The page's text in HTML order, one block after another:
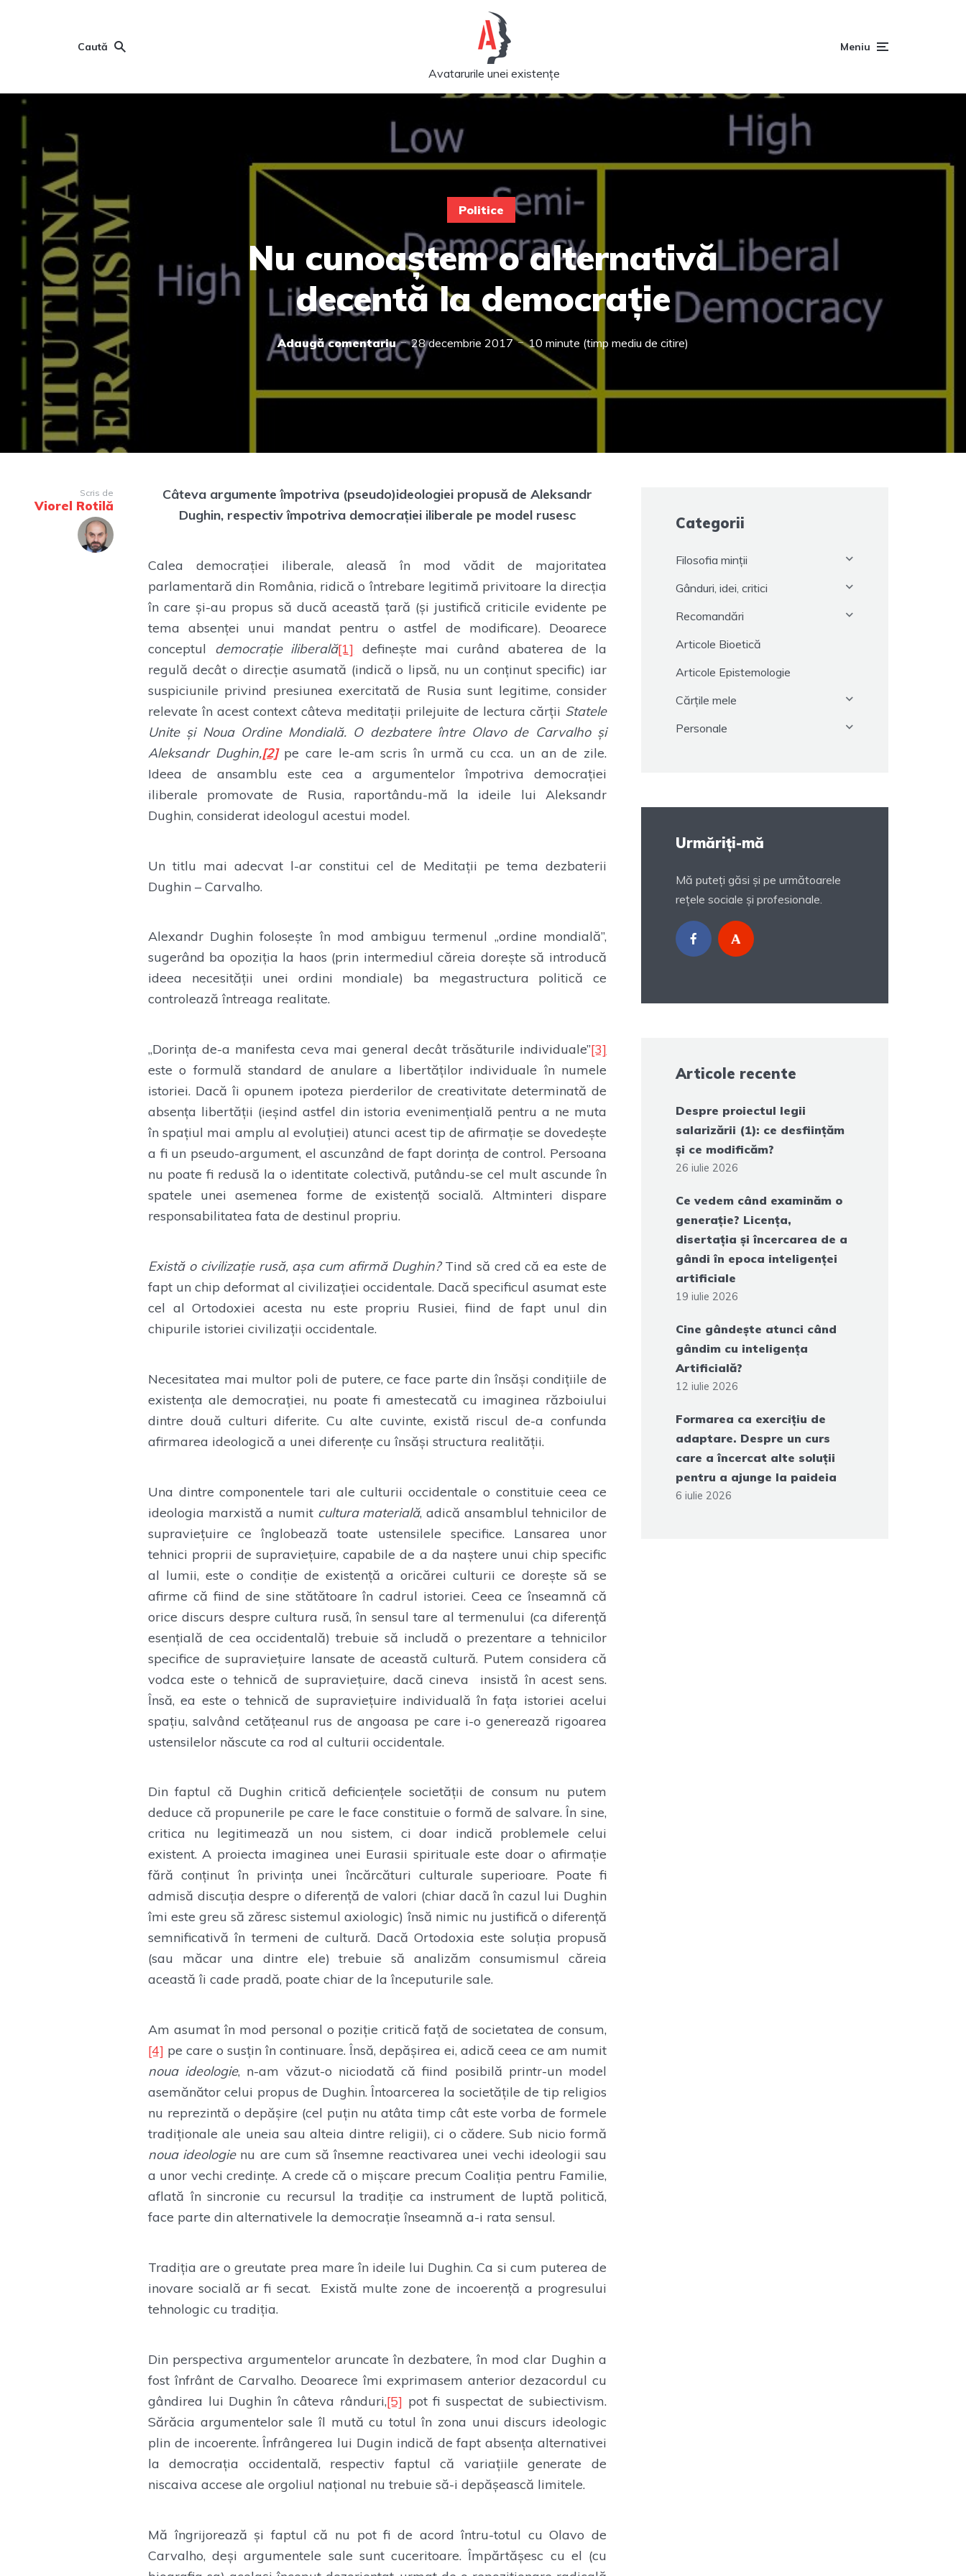
Caută
Avatarurile unei existențe
Meniu
Politice
Nu cunoaștem o alternativă
decentă la democrație
Adaugă comentariu 28 decembrie 2017 10 minute (timp mediu de citire)
Scris de
Viorel Rotilă
Câteva argumente împotriva (pseudo)ideologiei propusă de Aleksandr
Dughin, respectiv împotriva democrației iliberale pe model rusesc
Calea democrației iliberale, aleasă în mod vădit de majoritatea
parlamentară din România, ridică o întrebare legitimă privitoare la direcția
în care și-au propus să ducă această țară (și justifică criticile evidente pe
tema absenței unui mandat pentru o astfel de modificare). Deoarece
conceptul democrație iliberală[1] definește mai curând abaterea de la
regulă decât o direcție asumată (indică o lipsă, nu un conținut specific) iar
suspiciunile privind presiunea exercitată de Rusia sunt legitime, consider
relevate în acest context câteva meditații prilejuite de lectura cărții Statele
Unite și Noua Ordine Mondială. O dezbatere între Olavo de Carvalho și
Aleksandr Dughin,[2] pe care le-am scris în urmă cu cca. un an de zile.
Ideea de ansamblu este cea a argumentelor împotriva democrației
iliberale promovate de Rusia, raportându-mă la ideile lui Aleksandr
Dughin, considerat ideologul acestui model.
Un titlu mai adecvat l-ar constitui cel de Meditații pe tema dezbaterii
Dughin – Carvalho.
Alexandr Dughin folosește în mod ambiguu termenul „ordine mondială”,
sugerând ba opoziția la haos (prin intermediul căreia dorește să introducă
ideea necesității unei ordini mondiale) ba megastructura politică ce
controlează întreaga realitate.
„Dorința de-a manifesta ceva mai general decât trăsăturile individuale”[3]
este o formulă standard de anulare a libertăților individuale în numele
istoriei. Dacă îi opunem ipoteza pierderilor de creativitate determinată de
absența libertății (ieșind astfel din istoria evenimențială pentru a ne muta
în spațiul mai amplu al evoluției) atunci acest tip de afirmație se dovedește
a fi un pseudo-argument, el ascunzând de fapt dorința de control. Persoana
nu poate fi redusă la o identitate colectivă, putându-se cel mult ascunde în
spatele unei asemenea forme de existență socială. Altminteri dispare
responsabilitatea fata de destinul propriu.
Există o civilizație rusă, așa cum afirmă Dughin?Tind să cred că ea este de
fapt un chip deformat al civilizației occidentale. Dacă specificul asumat este
cel al Ortodoxiei acesta nu este propriu Rusiei, fiind de fapt unul din
chipurile istoriei civilizații occidentale.
Necesitatea mai multor poli de putere, ce face parte din însăși condițiile de
existența ale democrației, nu poate fi amestecată cu imaginea războiului
dintre două culturi diferite. Cu alte cuvinte, există riscul de-a confunda
afirmarea ideologică a unei diferențe cu însăși structura realității.
Una dintre componentele tari ale culturii occidentale o constituie ceea ce
ideologia marxistă a numit cultura materială, adică ansamblul tehnicilor de
supraviețuire ce înglobează toate ustensilele specifice. Lansarea unor
tehnici proprii de supravieţuire, capabile de a da naștere unui chip specific
al lumii, este o condiție de existență a oricărei culturii ce dorește să se
afirme că fiind de sine stătătoare în cadrul istoriei. Ceea ce înseamnă că
orice discurs despre cultura rusă, în sensul tare al termenului (ca diferență
esențială de cea occidentală) trebuie să includă o prezentare a tehnicilor
specifice de supravieţuire lansate de această cultură. Putem considera că
vodca este o tehnică de supravieţuire, dacă cineva insistă în acest sens.
Însă, ea este o tehnică de supravieţuire individuală în fața istoriei acelui
spațiu, salvând cetățeanul rus de angoasa pe care i-o generează rigoarea
ustensilelor născute ca rod al culturii occidentale.
Din faptul că Dughin critică deficiențele societății de consum nu putem
deduce că propunerile pe care le face constituie o formă de salvare. În sine,
critica nu legitimează un nou sistem, ci doar indică problemele celui
existent. A proiecta imaginea unei Eurasii spirituale este doar o afirmație
fără conținut în privința unei încărcături culturale superioare. Poate fi
admisă discuția despre o diferență de valori (chiar dacă în cazul lui Dughin
îmi este greu să zăresc sistemul axiologic) însă nimic nu justifică o diferență
semnificativă în termeni de cultură. Dacă Ortodoxia este soluția propusă
(sau măcar una dintre ele) trebuie să analizăm consumismul căreia
această îi cade pradă, poate chiar de la începuturile sale.
Am asumat în mod personal o poziție critică față de societatea de consum,
[4] pe care o susțin în continuare. Însă, depășirea ei, adică ceea ce am numit
noua ideologie, n-am văzut-o niciodată că fiind posibilă printr-un model
asemănător celui propus de Dughin. Întoarcerea la societățile de tip religios
nu reprezintă o depășire (cel puțin nu atâta timp cât este vorba de formele
tradiționale ale uneia sau alteia dintre religii), ci o cădere. Sub nicio formă
noua ideologienu are cum să însemne reactivarea unei vechi ideologii sau
a unor vechi credințe. A crede că o mișcare precum Coaliția pentru Familie,
aflată în sincronie cu recursul la tradiție ca instrument de luptă politică,
face parte din alternativele la democrație înseamnă a-i rata sensul.
Tradiția are o greutate prea mare în ideile lui Dughin. Ca si cum puterea de
inovare socială ar fi secat. Există multe zone de incoerență a progresului
tehnologic cu tradiția.
Din perspectiva argumentelor aruncate în dezbatere, în mod clar Dughin a
fost înfrânt de Carvalho. Deoarece îmi exprimasem anterior dezacordul cu
gândirea lui Dughin în câteva rânduri,[5] pot fi suspectat de subiectivism.
Sărăcia argumentelor sale îl mută cu totul în zona unui discurs ideologic
plin de incoerente. Înfrângerea lui Dugin indică de fapt absența alternativei
la democrația occidentală, respectiv faptul că variațiile generate de
niscaiva accese ale orgoliul național nu trebuie să-i depășească limitele.
Mă îngrijorează și faptul că nu pot fi de acord întru-totul cu Olavo de
Carvalho, deși argumentele sale sunt cuceritoare. Împărtășesc cu el (cu
Categorii
Filosofia minții
Gânduri, idei, critici
Recomandări
Articole Bioetică
Articole Epistemologie
Cărțile mele
Personale
Urmăriți-mă
Mă puteți găsi și pe următoarele
rețele sociale și profesionale.
Articole recente
Despre proiectul legii
salarizării (1): ce desființăm
și ce modificăm?
26 iulie 2026
Ce vedem când examinăm o
generație? Licența,
disertația și încercarea de a
gândi în epoca inteligenței
artificiale
19 iulie 2026
Cine gândește atunci când
gândim cu inteligența
Artificială?
12 iulie 2026
Formarea ca exercițiu de
adaptare. Despre un curs
care a încercat alte soluții
pentru a ajunge la paideia
6 iulie 2026